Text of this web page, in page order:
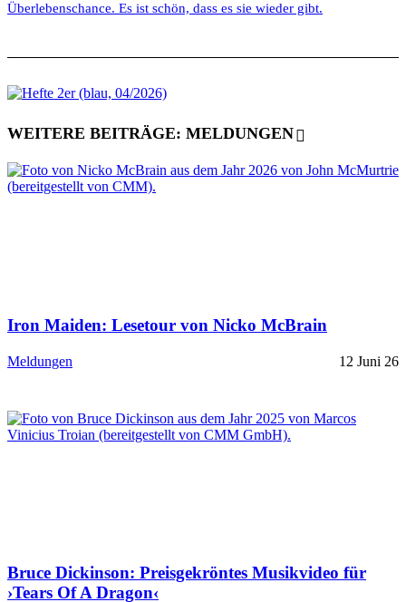
Überlebenschance. Es ist schön, dass es sie wieder gibt.
WEITERE BEITRÄGE: MELDUNGEN
Iron Maiden: Lesetour von Nicko McBrain
Meldungen 12 Juni 26
Bruce Dickinson: Preisgekröntes Musikvideo für
›Tears Of A Dragon‹